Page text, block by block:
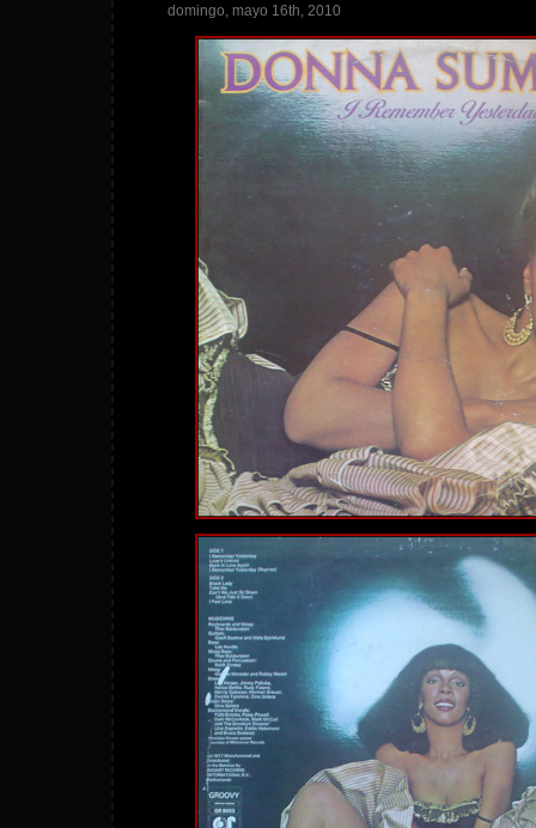
domingo, mayo 16th, 2010